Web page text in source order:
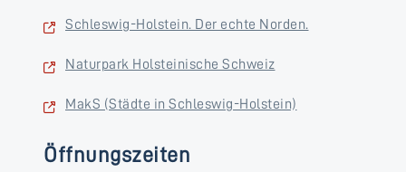
Schleswig-Holstein. Der echte Norden.
Naturpark Holsteinische Schweiz
MakS (Städte in Schleswig-Holstein)
Öffnungszeiten